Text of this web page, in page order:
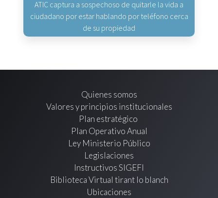
ATIC captura a sospechoso de quitarle la vida a
ciudadano por estar hablando por teléfono cerca
de su propiedad
Quienes somos
Valores y principios institucionales
Plan estratégico
Plan Operativo Anual
Ley Ministerio Público
Legislaciones
Instructivos SIGEFI
Biblioteca Virtual tirant lo blanch
Ubicaciones